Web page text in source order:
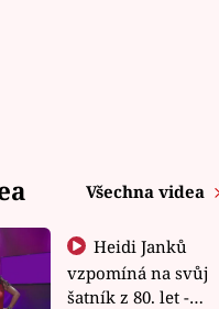
Všechna videa
Heidi Janků
vzpomíná na svůj
šatník z 80. let -